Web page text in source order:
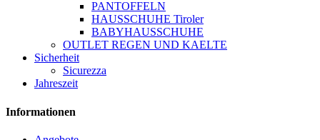
PANTOFFELN
HAUSSCHUHE Tiroler
BABYHAUSSCHUHE
OUTLET REGEN UND KAELTE
Sicherheit
Sicurezza
Jahreszeit
Informationen